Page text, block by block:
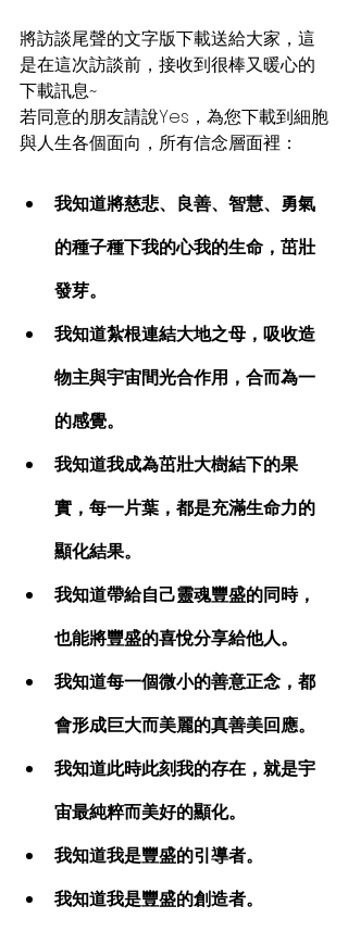
將訪談尾聲的文字版下載送給大家，這
是在這次訪談前，接收到很棒又暖心的
下載訊息~
若同意的朋友請說Yes，為您下載到細胞
與人生各個面向，所有信念層面裡：
我知道將慈悲、良善、智慧、勇氣
的種子種下我的心我的生命，茁壯
發芽。
我知道紮根連結大地之母，吸收造
物主與宇宙間光合作用，合而為一
的感覺。
我知道我成為茁壯大樹結下的果
實，每一片葉，都是充滿生命力的
顯化結果。
我知道帶給自己靈魂豐盛的同時，
也能將豐盛的喜悅分享給他人。
我知道每一個微小的善意正念，都
會形成巨大而美麗的真善美回應。
我知道此時此刻我的存在，就是宇
宙最純粹而美好的顯化。
我知道我是豐盛的引導者。
我知道我是豐盛的創造者。